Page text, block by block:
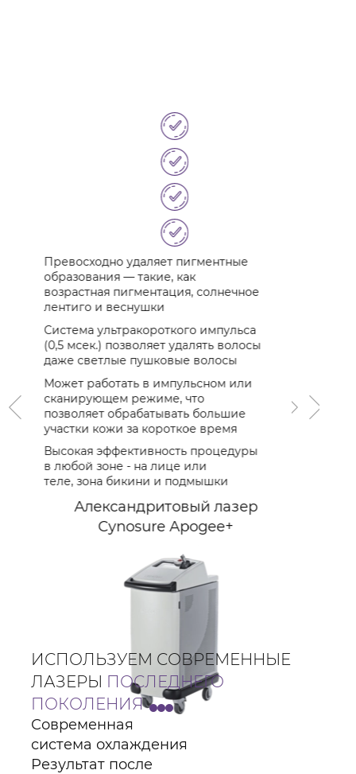
Превосходно удаляет пигментные
образования — такие, как
возрастная пигментация, солнечное
лентиго и веснушки
Система ультракороткого импульса
(0,5 мсек.) позволяет удалять волосы
даже светлые пушковые волосы
Может работать в импульсном или
сканирующем режиме, что
позволяет обрабатывать большие
участки кожи за короткое время
Высокая эффективность процедуры
в любой зоне - на лице или
теле, зона бикини и подмышки
Александритовый лазер
Cynosure Apogee+
ИСПОЛЬЗУЕМ СОВРЕМЕННЫЕ
ЛАЗЕРЫ ПОСЛЕДНЕГО
ПОКОЛЕНИЯ
Современная
система охлаждения
Результат после